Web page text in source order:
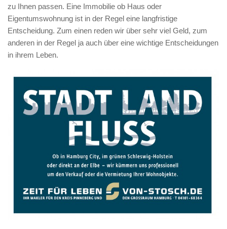
zu Ihnen passen. Eine Immobilie ob Haus oder
Eigentumswohnung ist in der Regel eine langfristige
Entscheidung. Zum einen reden wir über sehr viel Geld, zum
anderen in der Regel ja auch über eine wichtige Entscheidungen
in ihrem Leben.